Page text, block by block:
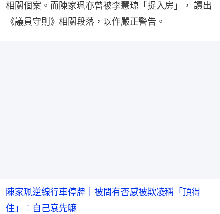
相關個案。而陳家珮亦曾被李慧琼「捉入房」， 讀出
《議員守則》相關段落，以作嚴正警告。
陳家珮逆線行車停牌｜被問有否感被欺凌稱「頂得
住」：自己衰先嘛